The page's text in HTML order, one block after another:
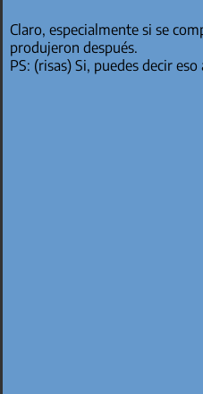
Claro, especialmente si se
produjeron después.
PS: (risas) Si, puedes decir